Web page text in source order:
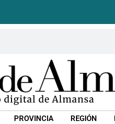
digital de Almansa
PROVINCIA REGIÓN